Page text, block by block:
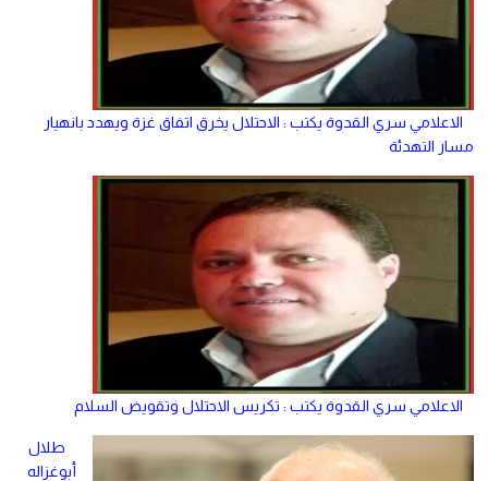
الاعلامي سري القدوة يكتب : الاحتلال يخرق اتفاق غزة ويهدد بانهيار
مسار التهدئة
الاعلامي سري القدوة يكتب : تكريس الاحتلال وتقويض السلام
طلال
أبوغزاله